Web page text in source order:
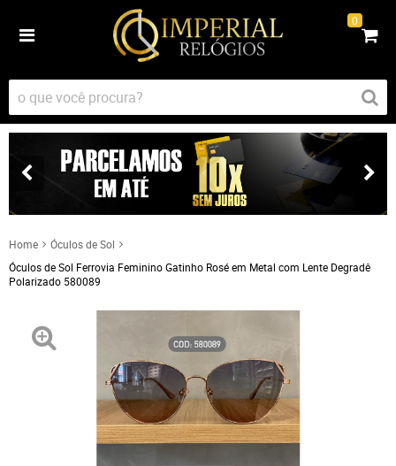
0
Home
Óculos de Sol
Óculos de Sol Ferrovia Feminino Gatinho Rosé em Metal com Lente Degradê
Polarizado 580089